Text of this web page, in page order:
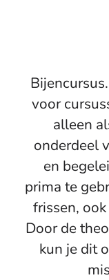
voor
alleen
onderdeel
en
prima te
frissen,
Door de
kun je dit